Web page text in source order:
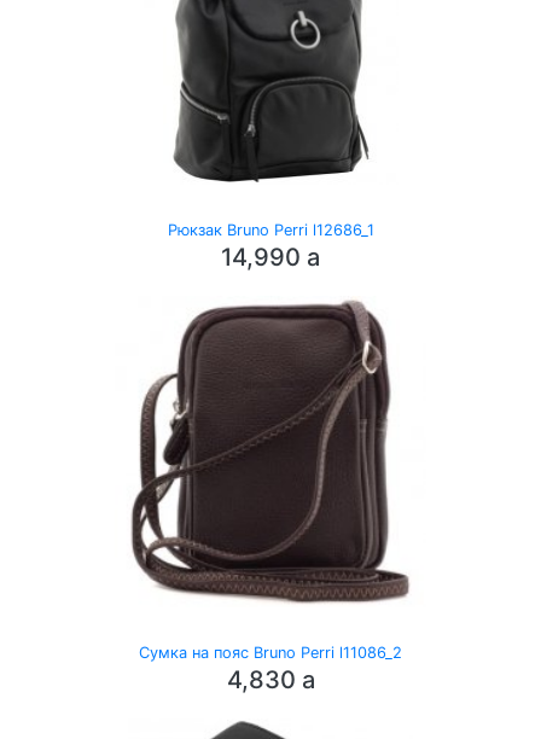
Рюкзак Bruno Perri l12686_1
14,990 a
Сумка на пояс Bruno Perri l11086_2
4,830 a